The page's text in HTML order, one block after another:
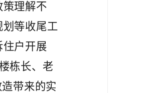
策理解不
划等收尾工
住户开展
栋长、老
带来的实